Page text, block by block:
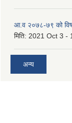
आ.व २०७८-७९ को
मिति: 2021 Oct 3 -
अन्य